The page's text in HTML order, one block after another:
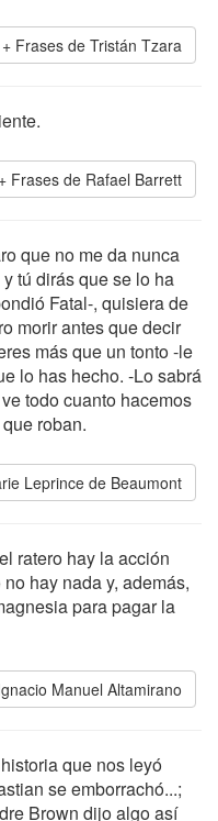
Frases de Tristán Tzara
Frases de Rafael Barrett
que no me da nunca
tú dirás que se lo ha
Fatal-, quisiera de
morir antes que decir
más que un tonto -le
lo has hecho. -Lo sabrá
todo cuanto hacemos
roban.
Leprince de Beaumont
ratero hay la acción
hay nada y, además,
para pagar la
Manuel Altamirano
que nos leyó
se emborrachó...;
Brown dijo algo así